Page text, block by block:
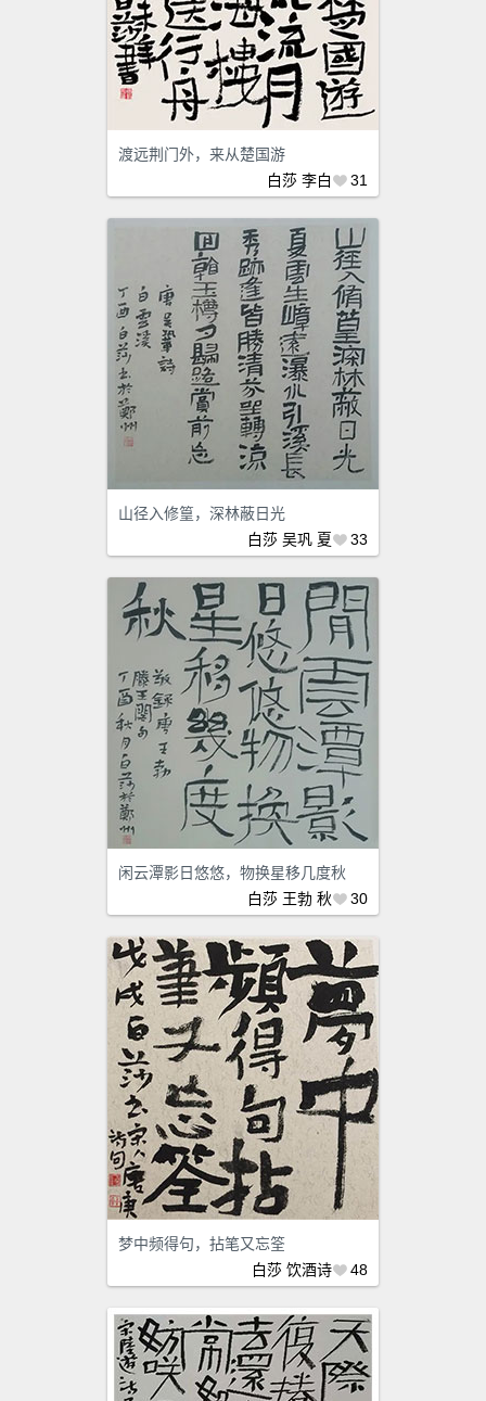
渡远荆门外，来从楚国游
白莎 李白 31
山径入修篁，深林蔽日光
白莎 吴巩 夏 33
闲云潭影日悠悠，物换星移几度秋
白莎 王勃 秋 30
梦中频得句，拈笔又忘筌
白莎 饮酒诗 48